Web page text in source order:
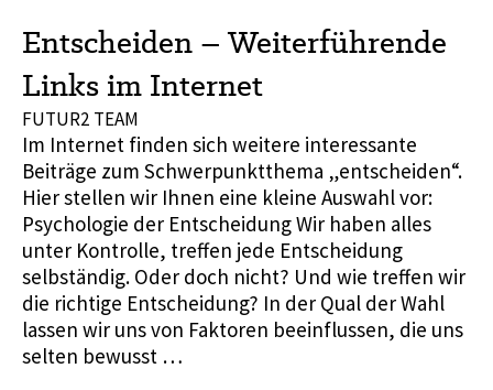
Entscheiden – Weiterführende
Links im Internet
FUTUR2 TEAM
Im Internet finden sich weitere interessante
Beiträge zum Schwerpunktthema „entscheiden“.
Hier stellen wir Ihnen eine kleine Auswahl vor:
Psychologie der Entscheidung Wir haben alles
unter Kontrolle, treffen jede Entscheidung
selbständig. Oder doch nicht? Und wie treffen wir
die richtige Entscheidung? In der Qual der Wahl
lassen wir uns von Faktoren beeinflussen, die uns
selten bewusst …